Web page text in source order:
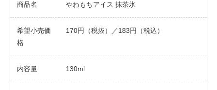
商品名 やわもちアイス 抹茶氷
希望小売価
格
170円（税抜）／183円（税込）
内容量 130ml